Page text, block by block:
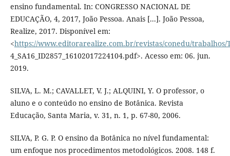
ensino fundamental. In: CONGRESSO NACIONAL DE
EDUCAÇÃO, 4, 2017, João Pessoa. Anais [...]. João Pessoa,
Realize, 2017. Disponível em:
<https://www.editorarealize.com.br/revistas/conedu/trabalhos/
4_SA16_ID2857_16102017224104.pdf>. Acesso em: 06. jun.
2019.
SILVA, L. M.; CAVALLET, V. J.; ALQUINI, Y. O professor, o
aluno e o conteúdo no ensino de Botânica. Revista
Educação, Santa Maria, v. 31, n. 1, p. 67-80, 2006.
SILVA, P. G. P. O ensino da Botânica no nível fundamental:
um enfoque nos procedimentos metodológicos. 2008. 148 f.